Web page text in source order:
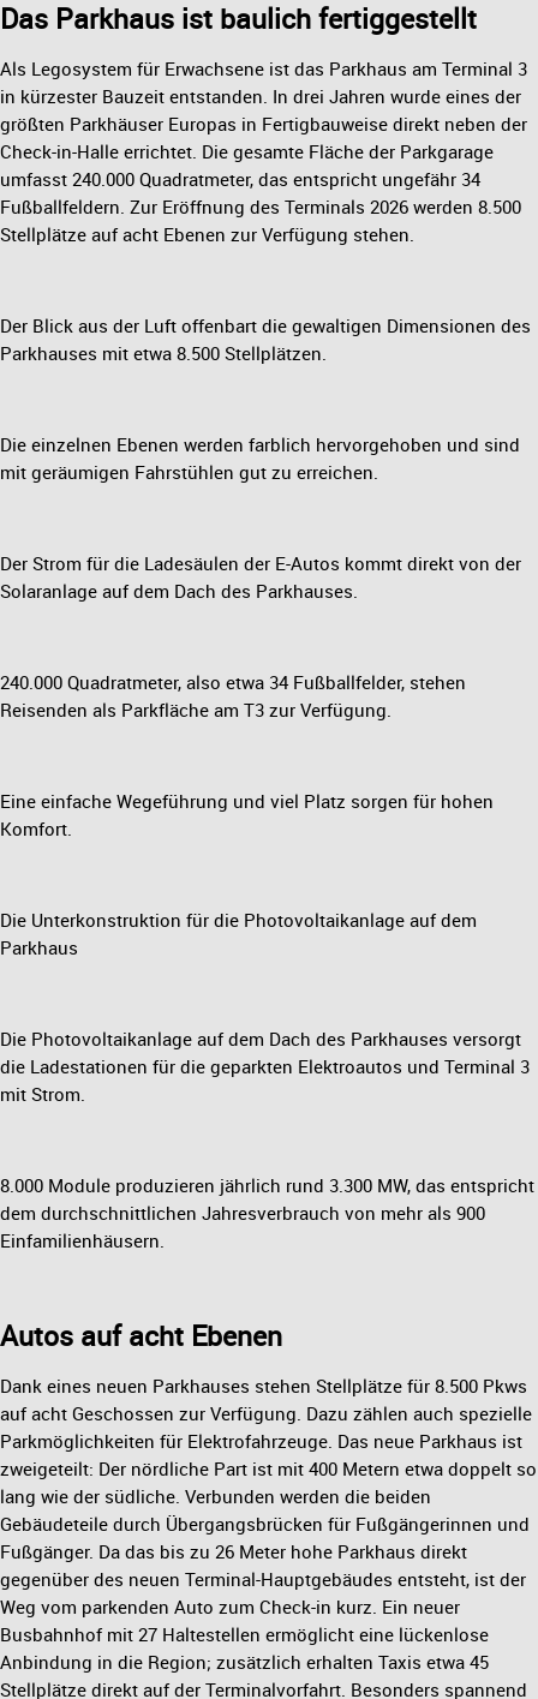
Das Parkhaus ist baulich fertiggestellt
Als Legosystem für Erwachsene ist das Parkhaus am Terminal 3
in kürzester Bauzeit entstanden. In drei Jahren wurde eines der
größten Parkhäuser Europas in Fertigbauweise direkt neben der
Check-in-Halle errichtet. Die gesamte Fläche der Parkgarage
umfasst 240.000 Quadratmeter, das entspricht ungefähr 34
Fußballfeldern. Zur Eröffnung des Terminals 2026 werden 8.500
Stellplätze auf acht Ebenen zur Verfügung stehen.
Der Blick aus der Luft offenbart die gewaltigen Dimensionen des
Parkhauses mit etwa 8.500 Stellplätzen.
Die einzelnen Ebenen werden farblich hervorgehoben und sind
mit geräumigen Fahrstühlen gut zu erreichen.
Der Strom für die Ladesäulen der E-Autos kommt direkt von der
Solaranlage auf dem Dach des Parkhauses.
240.000 Quadratmeter, also etwa 34 Fußballfelder, stehen
Reisenden als Parkfläche am T3 zur Verfügung.
Eine einfache Wegeführung und viel Platz sorgen für hohen
Komfort.
Die Unterkonstruktion für die Photovoltaikanlage auf dem
Parkhaus
Die Photovoltaikanlage auf dem Dach des Parkhauses versorgt
die Ladestationen für die geparkten Elektroautos und Terminal 3
mit Strom.
8.000 Module produzieren jährlich rund 3.300 MW, das entspricht
dem durchschnittlichen Jahresverbrauch von mehr als 900
Einfamilienhäusern.
Autos auf acht Ebenen
Dank eines neuen Parkhauses stehen Stellplätze für 8.500 Pkws
auf acht Geschossen zur Verfügung. Dazu zählen auch spezielle
Parkmöglichkeiten für Elektrofahrzeuge. Das neue Parkhaus ist
zweigeteilt: Der nördliche Part ist mit 400 Metern etwa doppelt so
lang wie der südliche. Verbunden werden die beiden
Gebäudeteile durch Übergangsbrücken für Fußgängerinnen und
Fußgänger. Da das bis zu 26 Meter hohe Parkhaus direkt
gegenüber des neuen Terminal-Hauptgebäudes entsteht, ist der
Weg vom parkenden Auto zum Check-in kurz. Ein neuer
Busbahnhof mit 27 Haltestellen ermöglicht eine lückenlose
Anbindung in die Region; zusätzlich erhalten Taxis etwa 45
Stellplätze direkt auf der Terminalvorfahrt. Besonders spannend